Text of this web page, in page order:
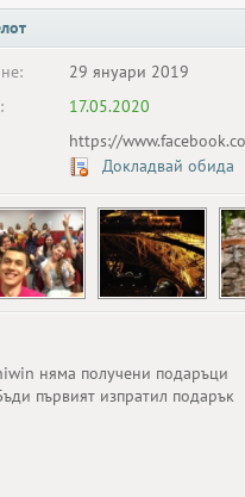
29 януари 2019
17.05.2020
https://
Докладвай обида
няма получени подаръци
първият изпратил подарък